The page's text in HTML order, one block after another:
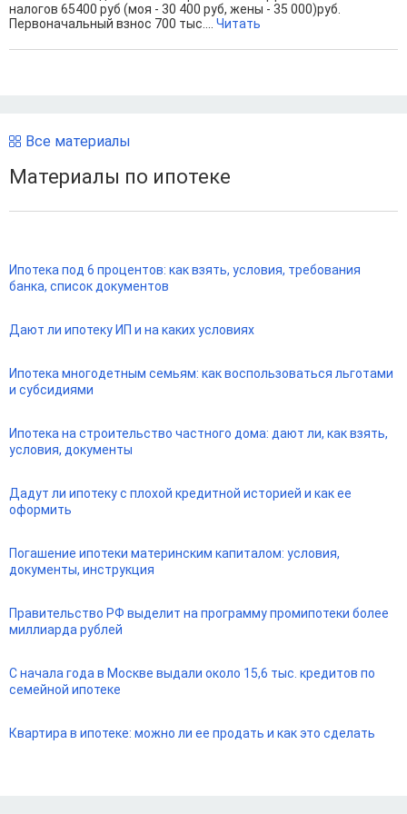
налогов 65400 руб (моя - 30 400 руб, жены - 35 000)руб.
Первоначальный взнос 700 тыс.... Читать
Все материалы
Материалы по ипотеке
Ипотека под 6 процентов: как взять, условия, требования
банка, список документов
Дают ли ипотеку ИП и на каких условиях
Ипотека многодетным семьям: как воспользоваться льготами
и субсидиями
Ипотека на строительство частного дома: дают ли, как взять,
условия, документы
Дадут ли ипотеку с плохой кредитной историей и как ее
оформить
Погашение ипотеки материнским капиталом: условия,
документы, инструкция
Правительство РФ выделит на программу промипотеки более
миллиарда рублей
С начала года в Москве выдали около 15,6 тыс. кредитов по
семейной ипотеке
Квартира в ипотеке: можно ли ее продать и как это сделать